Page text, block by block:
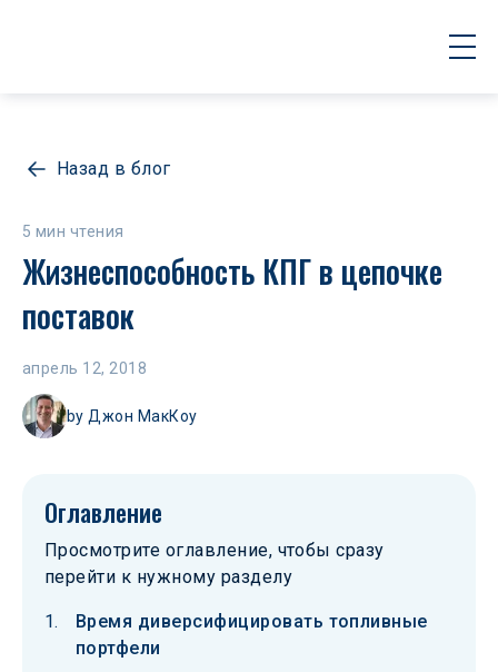
Назад в блог
5 мин чтения
Жизнеспособность КПГ в цепочке
поставок
апрель 12, 2018
by Джон МакКоу
Оглавление
Просмотрите оглавление, чтобы сразу
перейти к нужному разделу
Время диверсифицировать топливные
портфели